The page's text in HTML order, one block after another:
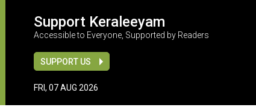
Support Keraleeyam
Accessible to Everyone, Supported by Readers
SUPPORT US
FRI, 07 AUG 2026